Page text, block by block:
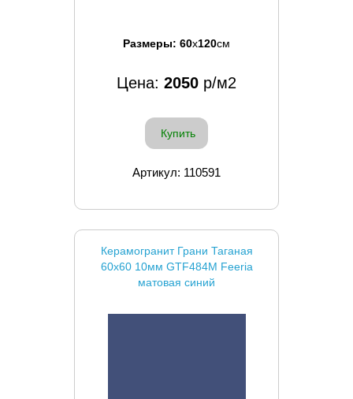
Размеры: 60x120см
Цена: 2050 р/м2
Купить
Артикул: 110591
Керамогранит Грани Таганая
60x60 10мм GTF484М Feeria
матовая синий